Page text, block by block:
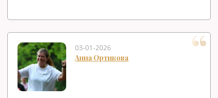
03-01-2026
Анна Ортикова